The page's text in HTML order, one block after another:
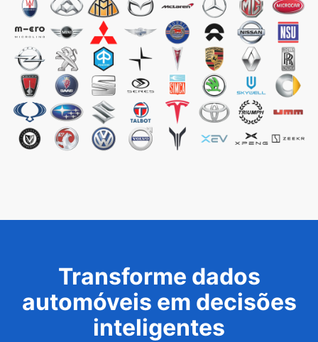
Transforme dados
automóveis em decisões
inteligentes